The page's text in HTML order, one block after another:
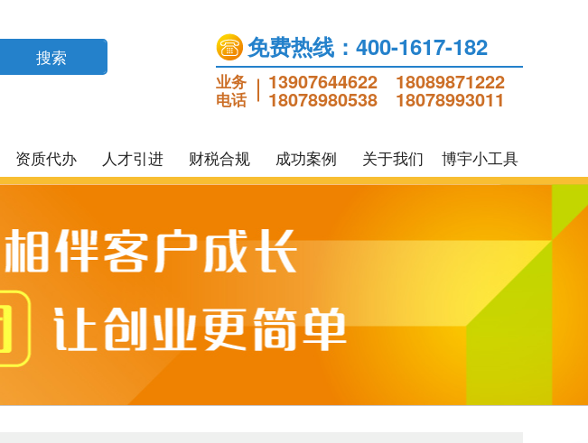
搜索 免费热线：400-1617-182
业务
电话
13907644622 18089871222
18078980538 18078993011
资质代办 人才引进 财税合规 成功案例 关于我们 博宇小工具